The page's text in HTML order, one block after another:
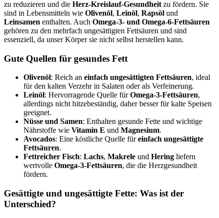
zu reduzieren und die Herz-Kreislauf-Gesundheit zu fördern. Sie
sind in Lebensmitteln wie Olivenöl, Leinöl, Rapsöl und
Leinsamen enthalten. Auch Omega-3- und Omega-6-Fettsäuren
gehören zu den mehrfach ungesättigten Fettsäuren und sind
essenziell, da unser Körper sie nicht selbst herstellen kann.
Gute Quellen für gesundes Fett
Olivenöl: Reich an einfach ungesättigten Fettsäuren, ideal
für den kalten Verzehr in Salaten oder als Verfeinerung.
Leinöl: Hervorragende Quelle fürOmega-3-Fettsäuren,
allerdings nicht hitzebeständig, daher besser für kalte Speisen
geeignet.
Nüsse und Samen: Enthalten gesunde Fette und wichtige
Nährstoffe wie Vitamin E und Magnesium.
Avocados: Eine köstliche Quelle füreinfach ungesättigte
Fettsäuren.
Fettreicher Fisch: Lachs, Makrele und Hering liefern
wertvolle Omega-3-Fettsäuren, die die Herzgesundheit
fördern.
Gesättigte und ungesättigte Fette: Was ist der
Unterschied?